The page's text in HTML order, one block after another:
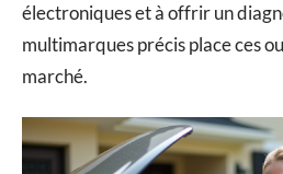
électroniques et à offrir un
multimarques précis place ces
marché.